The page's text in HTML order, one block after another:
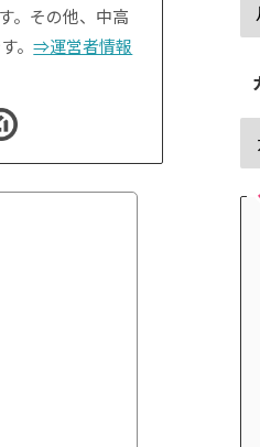
。その他、中高
。⇒運営者情報